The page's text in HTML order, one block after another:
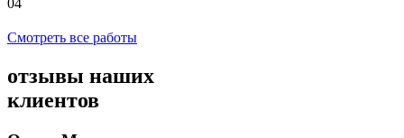
04
Смотреть все работы
отзывы наших
клиентов